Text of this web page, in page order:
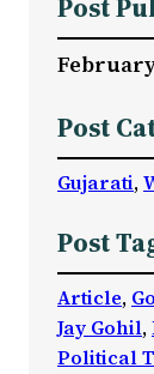
Post
Post
Gujarati,
Post
Article,
Jay Gohil,
Political